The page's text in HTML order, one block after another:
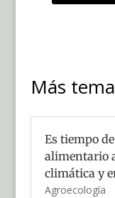
Más
Es tiempo
alimentario
climática y
Agroecología